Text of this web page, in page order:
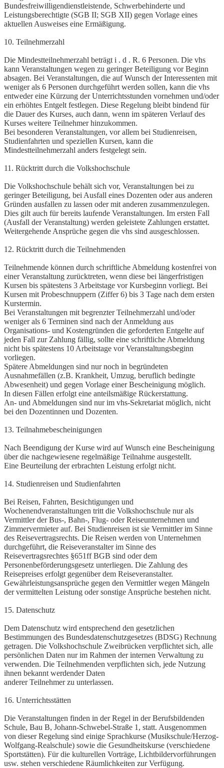
Bundesfreiwilligendienstleistende, Schwerbehinderte und
Leistungsberechtigte (SGB II; SGB XII) gegen Vorlage eines
aktuellen Ausweises eine Ermäßigung.
10. Teilnehmerzahl
Die Mindestteilnehmerzahl beträgt i . d . R. 6 Personen. Die vhs
kann Veranstaltungen wegen zu geringer Beteiligung vor Beginn
absagen. Bei Veranstaltungen, die auf Wunsch der Interessenten mit
weniger als 6 Personen durchgeführt werden sollen, kann die vhs
entweder eine Kürzung der Unterrichtsstunden vornehmen und/oder
ein erhöhtes Entgelt festlegen. Diese Regelung bleibt bindend für
die Dauer des Kurses, auch dann, wenn im späteren Verlauf des
Kurses weitere Teilnehmer hinzukommen.
Bei besonderen Veranstaltungen, vor allem bei Studienreisen,
Studienfahrten und speziellen Kursen, kann die
Mindestteilnehmerzahl anders festgelegt sein.
11. Rücktritt durch die Volkshochschule
Die Volkshochschule behält sich vor, Veranstaltungen bei zu
geringer Beteiligung, bei Ausfall eines Dozenten oder aus anderen
Gründen ausfallen zu lassen oder mit anderen zusammenzulegen.
Dies gilt auch für bereits laufende Veranstaltungen. Im ersten Fall
(Ausfall der Veranstaltung) werden geleistete Zahlungen erstattet.
Weitergehende Ansprüche gegen die vhs sind ausgeschlossen.
12. Rücktritt durch die Teilnehmenden
Teilnehmende können durch schriftliche Abmeldung kostenfrei von
einer Veranstaltung zurücktreten, wenn diese bei längerfristigen
Kursen bis spätestens 3 Arbeitstage vor Kursbeginn vorliegt. Bei
Kursen mit Probeschnuppern (Ziffer 6) bis 3 Tage nach dem ersten
Kurstermin.
Bei Veranstaltungen mit begrenzter Teilnehmerzahl und/oder
weniger als 6 Terminen sind nach der Anmeldung aus
Organisations- und Kostengründen die geforderten Entgelte auf
jeden Fall zur Zahlung fällig, sollte eine schriftliche Abmeldung
nicht bis spätestens 10 Arbeitstage vor Veranstaltungsbeginn
vorliegen.
Spätere Abmeldungen sind nur noch in begründeten
Ausnahmefällen (z.B. Krankheit, Umzug, beruflich bedingte
Abwesenheit) und gegen Vorlage einer Bescheinigung möglich.
In diesen Fällen erfolgt eine anteilsmäßige Rückerstattung.
An- und Abmeldungen sind nur im vhs-Sekretariat möglich, nicht
bei den Dozentinnen und Dozenten.
13. Teilnahmebescheinigungen
Nach Beendigung der Kurse wird auf Wunsch eine Bescheinigung
über die nachgewiesene regelmäßige Teilnahme ausgestellt.
Eine Beurteilung der erbrachten Leistung erfolgt nicht.
14. Studienreisen und Studienfahrten
Bei Reisen, Fahrten, Besichtigungen und
Wochenendveranstaltungen tritt die Volkshochschule nur als
Vermittler der Bus-, Bahn-, Flug- oder Reiseunternehmen und
Zimmervermieter auf. Bei Studienreisen ist sie Vermittler im Sinne
des Reisevertragsrechts. Die Reisen werden von Unternehmen
durchgeführt, die Reiseveranstalter im Sinne des
Reisevertragsrechtes §651ff BGB sind oder dem
Personenbeförderungsgesetz unterliegen. Die Zahlung des
Reisepreises erfolgt gegenüber dem Reiseveranstalter.
Gewährleistungsansprüche gegen den Vermittler wegen Mängeln
der vermittelten Leistung oder sonstige Ansprüche bestehen nicht.
15. Datenschutz
Dem Datenschutz wird entsprechend den gesetzlichen
Bestimmungen des Bundesdatenschutzgesetzes (BDSG) Rechnung
getragen. Die Volkshochschule Zweibrücken verpflichtet sich, alle
persönlichen Daten nur im Rahmen der internen Verwaltung zu
verwenden. Die Teilnehmenden verpflichten sich, jede Nutzung
ihnen bekannt werdender Daten
anderer Teilnehmer zu unterlassen.
16. Unterrichtsstätten
Die Veranstaltungen finden in der Regel in der Berufsbildenden
Schule, Bau B, Johann-Schwebel-Straße 1, statt. Ausgenommen
von dieser Regelung sind einige Sprachkurse (Musikschule/Herzog-
Wolfgang-Realschule) sowie die Gesundheitskurse (verschiedene
Sportstätten). Für die kulturellen Vorträge, Lichtbildervorführungen
usw. stehen verschiedene Räumlichkeiten zur Verfügung.